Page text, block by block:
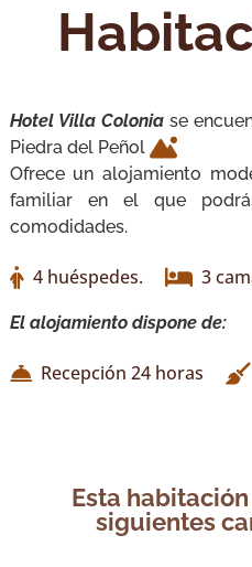
Hotel Villa Colonia se
Piedra del Peñol
Ofrece un alojamiento
familiar en el que
comodidades.
4 huéspedes. 3
El alojamiento dispone de:
Recepción 24 horas
Esta
siguientes